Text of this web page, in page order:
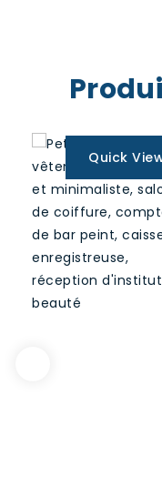
Quick